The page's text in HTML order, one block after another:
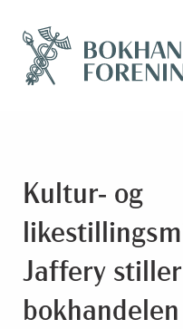
Kultur- og
Jaffery
bokhandelen